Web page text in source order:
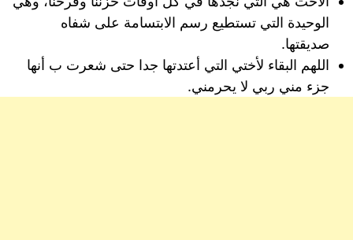
الوحيدة التي تستطيع رسم الابتسامة على شفاه
صديقتها.
اللهم البقاء لأختي التي أعتدتها جدا حتى شعرت ب أنها
جزء مني ربي لا يحرمني.